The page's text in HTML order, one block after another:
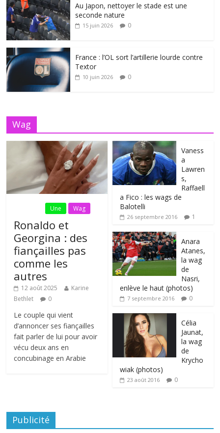
Au Japon, nettoyer le stade est une
seconde nature
15 juin 2026 0
France : l’OL sort l’artillerie lourde contre
Textor
10 juin 2026 0
Wag
Une Wag
Ronaldo et
Georgina : des
fiançailles pas
comme les
autres
12 août 2025
Karine
Bethlet
0
Le couple qui vient
d’annoncer ses fiançailles
fait parler de lui pour avoir
vécu deux ans en
concubinage en Arabie
Vaness
a
Lawren
s,
Raffaell
a Fico : les wags de
Balotelli
26 septembre 2016 1
Anara
Atanes,
la wag
de
Nasri,
enlève le haut (photos)
7 septembre 2016 0
Célia
Jaunat,
la wag
de
Krycho
wiak (photos)
23 août 2016 0
Publicité